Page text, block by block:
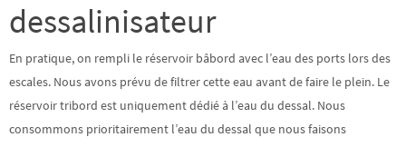
dessalinisateur
En pratique, on rempli le réservoir bâbord avec l’eau des ports lors des
escales. Nous avons prévu de filtrer cette eau avant de faire le plein. Le
réservoir tribord est uniquement dédié à l’eau du dessal. Nous
consommons prioritairement l’eau du dessal que nous faisons